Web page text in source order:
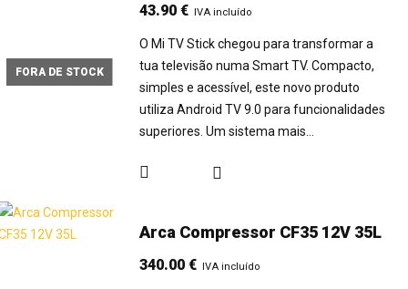
FORA DE STOCK
43.90€ IVA incluído
O Mi TV Stick chegou para transformar a
tua televisão numa Smart TV. Compacto,
simples e acessível, este novo produto
utiliza Android TV 9.0 para funcionalidades
superiores. Um sistema mais…
Arca Compressor CF35 12V 35L
340.00€ IVA incluído